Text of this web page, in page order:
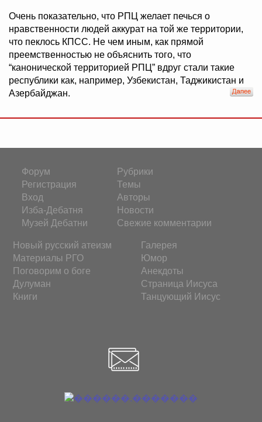
Очень показательно, что РПЦ желает печься о
нравственности людей аккурат на той же территории,
что пеклось КПСС. Не чем иным, как прямой
преемственностью не объяснить того, что
“канонической территорией РПЦ” вдруг стали такие
республики как, например, Узбекистан, Таджикистан и
Азербайджан.
Форум
Регистрация
Вход
Изба-Дебатня
Музей Дебатни
Рубрики
Темы
Авторы
Новости
Свежие комментарии
Новый русский атеизм
Материалы РГО
Поговорим о боге
Дулуман
Книги
Галерея
Юмор
Анекдоты
Страница Иисуса
Танцующий Иисус